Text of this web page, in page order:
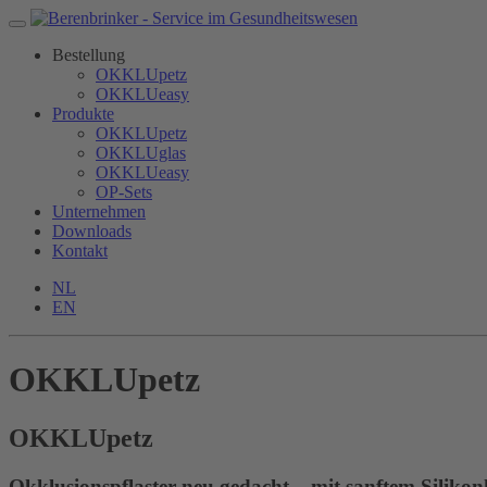
Bestellung
OKKLUpetz
OKKLUeasy
Produkte
OKKLUpetz
OKKLUglas
OKKLUeasy
OP-Sets
Unternehmen
Downloads
Kontakt
NL
EN
OKKLUpetz
OKKLUpetz